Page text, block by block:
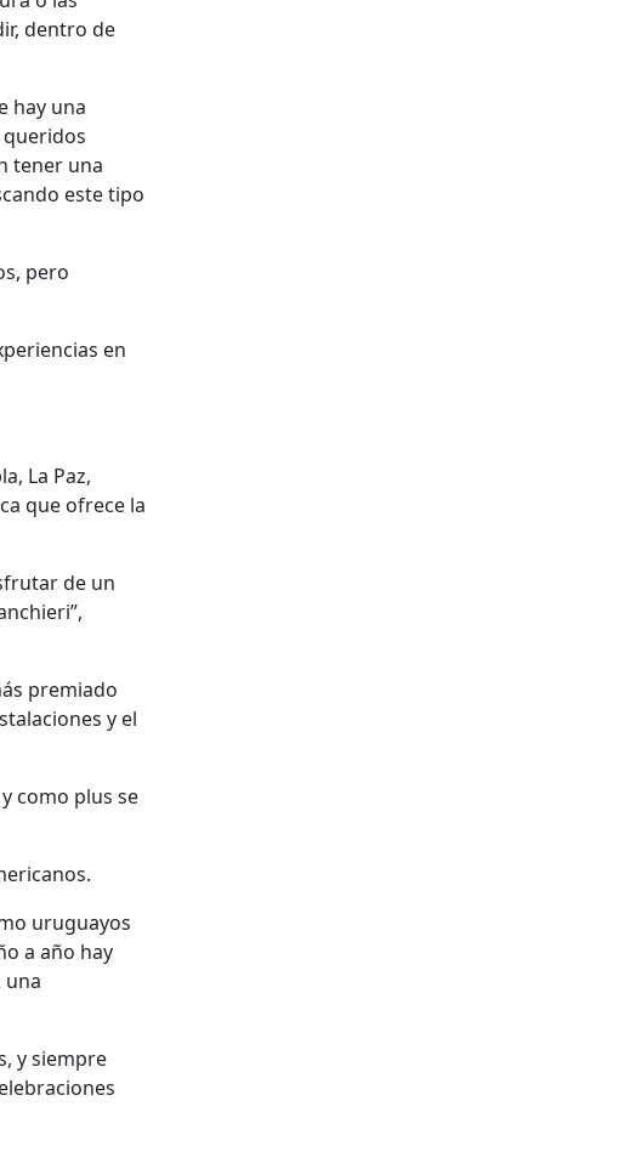
dentro de
hay una
tener una
este tipo
pero
en
La Paz,
que ofrece la
de un
premiado
y el
como plus se
uruguayos
a año hay
una
y siempre